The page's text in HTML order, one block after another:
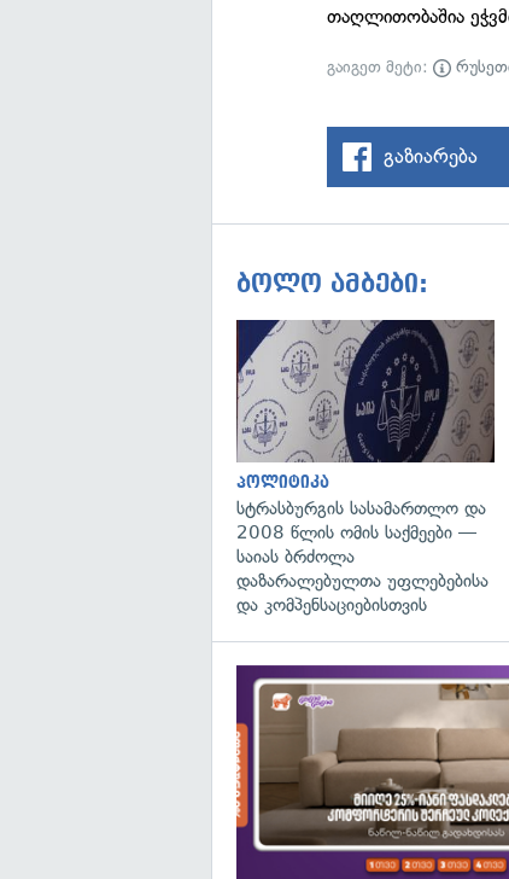
თაღლითობაშია
გაიგეთ მეტი:
გაზიარება
ბოლო ამბები:
პოლიტიკა
სტრასბურგის სასამართლო და
2008 წლის ომის საქმეები —
საიას ბრძოლა
დაზარალებულთა უფლებებისა
და კომპენსაციებისთვის